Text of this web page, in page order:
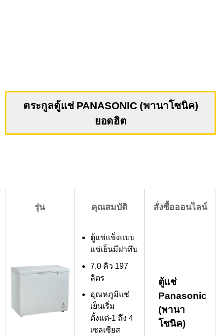
ตระกูลตู้แช่ PANASONIC (พานาโซนิค)
ยอดฮิต
รุ่น คุณสมบัติ สั่งซื้อออนไลน์
ตู้แช่แข็งแบบ
แช่เย็นมีฝาทึบ
7.0 คิว 197
ลิตร
อุณหภูมิแช่
เย็นเริ่ม
ตั้งแต่-1 ถึง 4
เซลเซียส
ตู้แช่
Panasonic
(พานา
โซนิค)